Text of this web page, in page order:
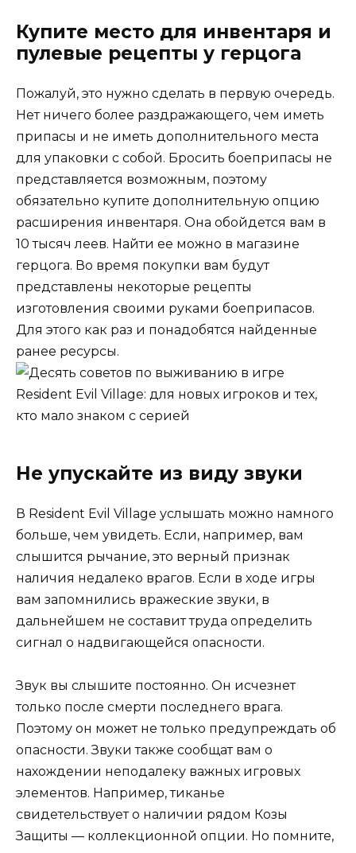
Купите место для инвентаря и
пулевые рецепты у герцога
Пожалуй, это нужно сделать в первую очередь.
Нет ничего более раздражающего, чем иметь
припасы и не иметь дополнительного места
для упаковки с собой. Бросить боеприпасы не
представляется возможным, поэтому
обязательно купите дополнительную опцию
расширения инвентаря. Она обойдется вам в
10 тысяч леев. Найти ее можно в магазине
герцога. Во время покупки вам будут
представлены некоторые рецепты
изготовления своими руками боеприпасов.
Для этого как раз и понадобятся найденные
ранее ресурсы.
Не упускайте из виду звуки
В Resident Evil Village услышать можно намного
больше, чем увидеть. Если, например, вам
слышится рычание, это верный признак
наличия недалеко врагов. Если в ходе игры
вам запомнились вражеские звуки, в
дальнейшем не составит труда определить
сигнал о надвигающейся опасности.
Звук вы слышите постоянно. Он исчезнет
только после смерти последнего врага.
Поэтому он может не только предупреждать об
опасности. Звуки также сообщат вам о
нахождении неподалеку важных игровых
элементов. Например, тиканье
свидетельствует о наличии рядом Козы
Защиты — коллекционной опции. Но помните,